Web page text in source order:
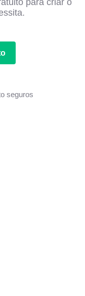
para criar o
seguros